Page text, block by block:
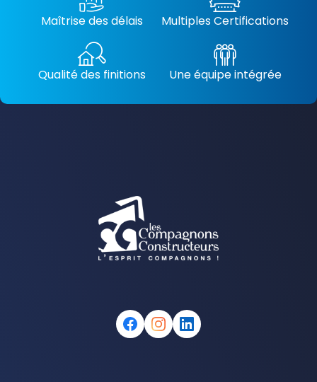
Maîtrise des délais Multiples Certifications
Qualité des finitions Une équipe intégrée